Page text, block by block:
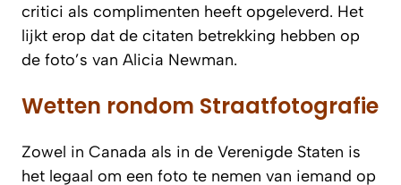
critici als complimenten heeft opgeleverd. Het
lijkt erop dat de citaten betrekking hebben op
de foto’s van Alicia Newman.
Wetten rondom Straatfotografie
Zowel in Canada als in de Verenigde Staten is
het legaal om een foto te nemen van iemand op